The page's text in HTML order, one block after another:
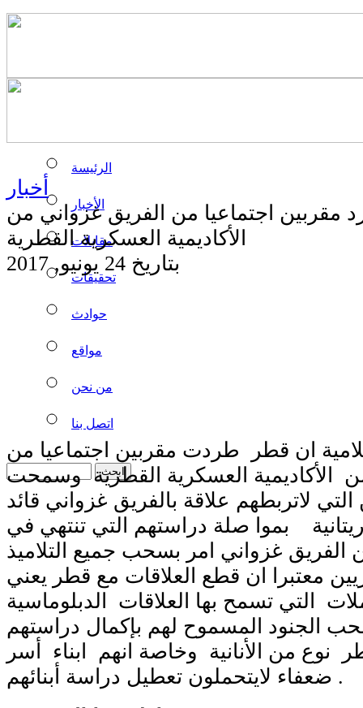
الرئيسة
الأخبار
مقابلات
تحقيقات
حوادث
مواقع
من نحن
اتصل بنا
أخبار
مقربين اجتماعيا من الفريق غزواني من
الأكاديمية العسكرية القطرية
بتاريخ 24 يونيو, 2017
ان قطر طردت مقربين اجتماعيا من
الأكاديمية العسكرية القطرية وسمحت
لاتربطهم علاقة بالفريق غزواني قائد
بموا صلة دراستهم التي تنتهي في
الفريق غزواني امر بسحب جميع التلاميذ
معتبرا ان قطع العلاقات مع قطر يعني
التي تسمح بها العلاقات الدبلوماسية
الجنود المسموح لهم بإكمال دراستهم
من الأنانية وخاصة انهم ابناء أسر
ضعفاء لايتحملون تعطيل دراسة أبنائهم .